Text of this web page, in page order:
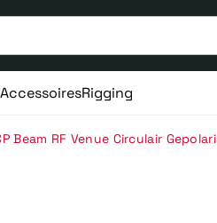
AccessoiresRigging
Beam RF Venue Circulair